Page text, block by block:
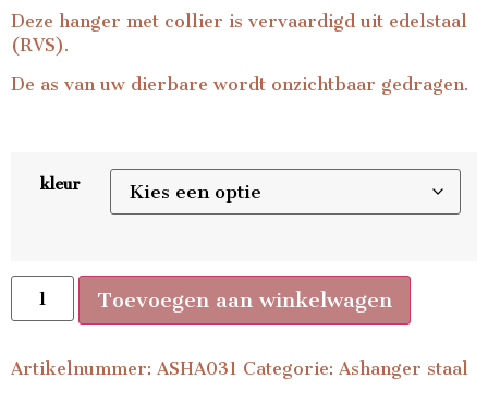
Deze hanger met collier is vervaardigd uit edelstaal
(RVS).
De as van uw dierbare wordt onzichtbaar gedragen.
kleur
Toevoegen aan winkelwagen
Artikelnummer: ASHA031 Categorie: Ashanger staal